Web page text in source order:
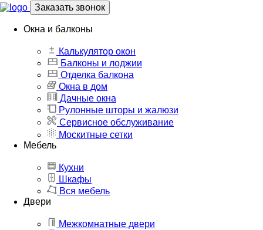
Заказать звонок
Окна и балконы
Калькулятор окон
Балконы и лоджии
Отделка балкона
Окна в дом
Дачные окна
Рулонные шторы и жалюзи
Сервисное обслуживание
Москитные сетки
Мебель
Кухни
Шкафы
Вся мебель
Двери
Межкомнатные двери